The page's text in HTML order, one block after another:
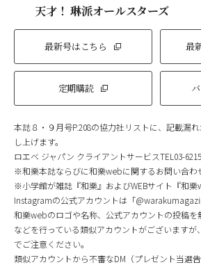
天才！ 琳派オールスターズ
最新号はこちら 最
定期購読
本誌８・９月号P.208の協力社リストに、記載漏
し上げます。
ロエベ ジャパン クライアントサービスTEL03-
※和樂本誌ならびに和樂webに関するお問い合わ
※小学館が雑誌『和樂』およびWEBサイト『和
Instagramの公式アカウントは「
和樂webのロゴや名称、公式アカウントの投稿を
などを行っている類似アカウントがございます
でご注意ください。
類似アカウントから不審なDM（プレゼント当選